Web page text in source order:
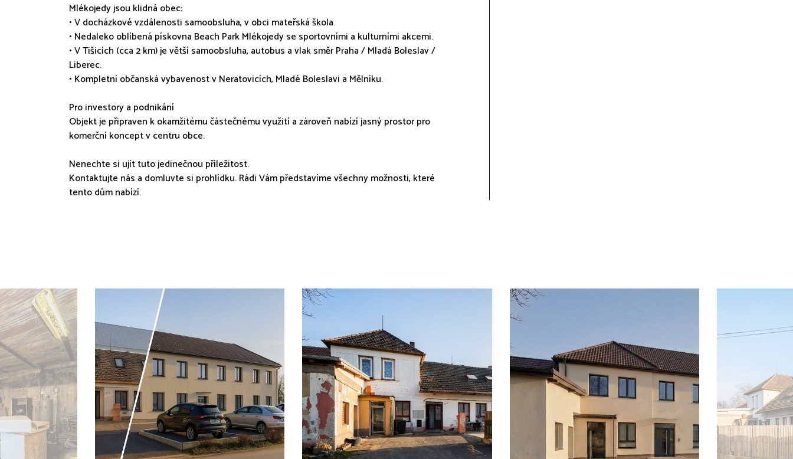
Mlékojedy jsou klidná obec:
• V docházkové vzdálenosti samoobsluha, v obci mateřská škola.
• Nedaleko oblíbená pískovna Beach Park Mlékojedy se sportovními a kulturními akcemi.
• V Tišicích (cca 2 km) je větší samoobsluha, autobus a vlak směr Praha / Mladá Boleslav /
Liberec.
• Kompletní občanská vybavenost v Neratovicích, Mladé Boleslavi a Mělníku.
Pro investory a podnikání
Objekt je připraven k okamžitému částečnému využití a zároveň nabízí jasný prostor pro
komerční koncept v centru obce.
Nenechte si ujít tuto jedinečnou příležitost.
Kontaktujte nás a domluvte si prohlídku. Rádi Vám představíme všechny možnosti, které
tento dům nabízí.